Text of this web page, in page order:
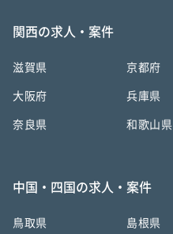
関西の求人・案件
滋賀県 京都府
大阪府 兵庫県
奈良県 和歌山県
中国・四国の求人・案件
鳥取県 島根県